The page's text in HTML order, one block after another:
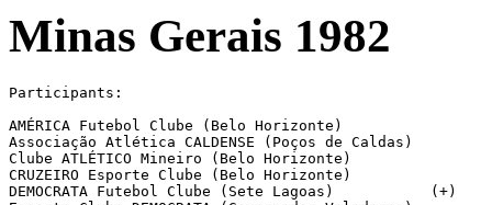
Minas Gerais 1982
Participants:
AMÉRICA Futebol Clube (Belo Horizonte)
Associação Atlética CALDENSE (Poços de Caldas)
Clube ATLÉTICO Mineiro (Belo Horizonte)
CRUZEIRO Esporte Clube (Belo Horizonte)
DEMOCRATA Futebol Clube (Sete Lagoas)		(+)